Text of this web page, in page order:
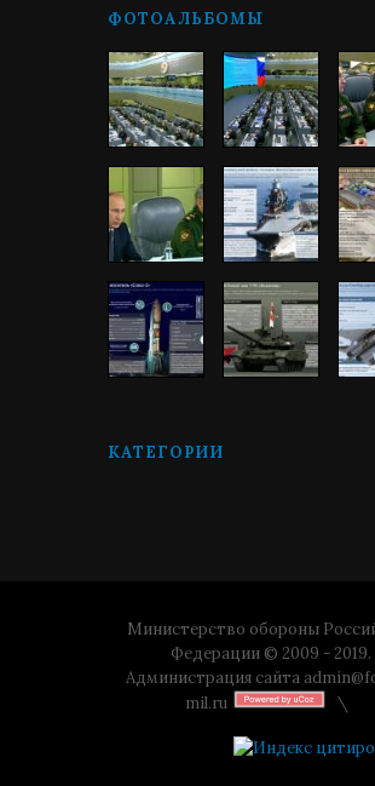
ФОТОАЛЬБОМЫ
КАТЕГОРИИ
Министерство обороны
Федерации © 2009 - 2019.
Администрация сайта
mil.ru